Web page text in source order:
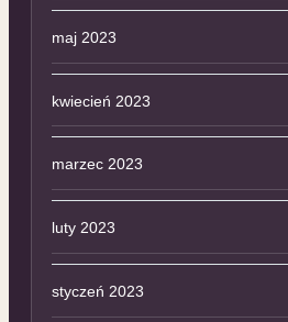
maj 2023
kwiecień 2023
marzec 2023
luty 2023
styczeń 2023